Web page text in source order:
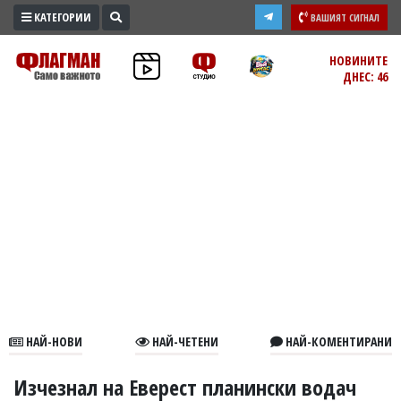
ПРОМО
ЗОНА
В
КАТЕГОРИИ ВАШИЯТ СИГНАЛ
НОВИНИТЕ
ДНЕС: 46
НАЙ-НОВИ НАЙ-ЧЕТЕНИ НАЙ-КОМЕНТИРАНИ
Изчезнал на Еверест планински водач